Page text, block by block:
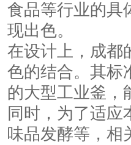
食品等行业的具
现出色。
在设计上，成都
色的结合。其标
的大型工业釜，
同时，为了适应
味品发酵等，相